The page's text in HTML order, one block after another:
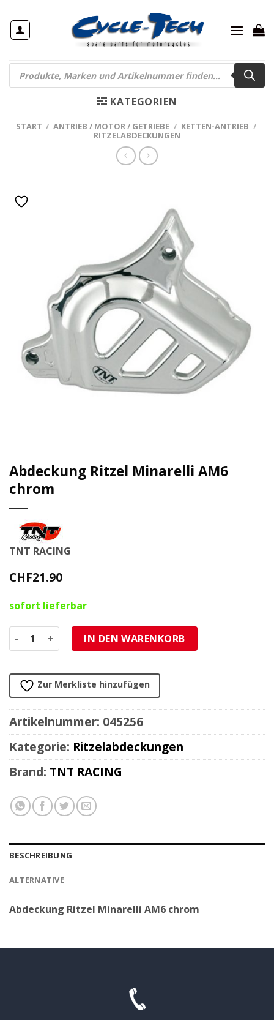
Inhalt
springen
Products
search
KATEGORIEN
START / ANTRIEB / MOTOR / GETRIEBE / KETTEN-ANTRIEB /
RITZELABDECKUNGEN
Abdeckung Ritzel Minarelli AM6
chrom
TNT RACING
CHF21.90
sofort lieferbar
Abdeckung Ritzel Minarelli AM6 chrom Menge
IN DEN WARENKORB
Zur Merkliste hinzufügen
Artikelnummer: 045256
Kategorie: Ritzelabdeckungen
Brand: TNT RACING
BESCHREIBUNG
ALTERNATIVE
Abdeckung Ritzel Minarelli AM6 chrom